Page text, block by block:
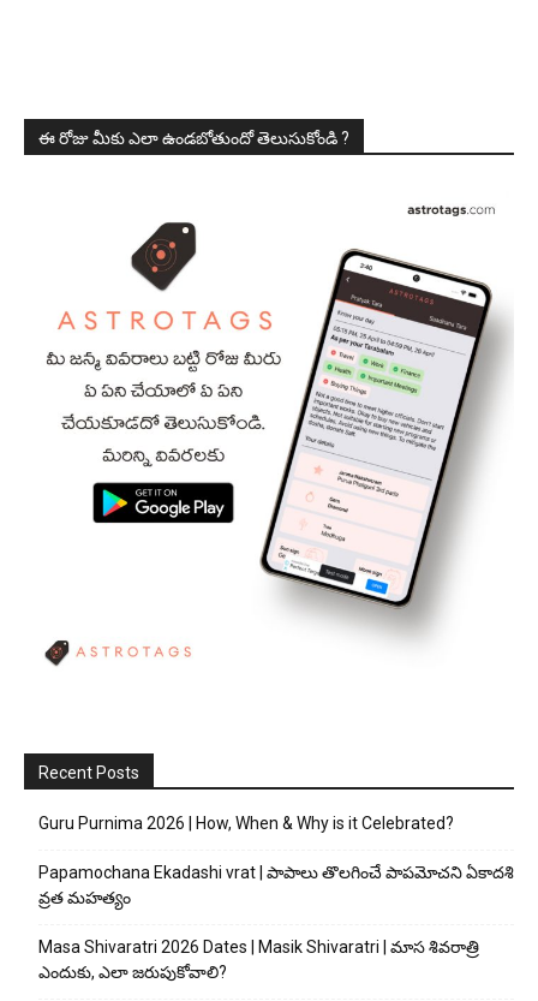
ఈ రోజు మీకు ఎలా ఉండబోతుందో తెలుసుకోండి ?
Recent Posts
Guru Purnima 2026 | How, When & Why is it Celebrated?
Papamochana Ekadashi vrat | పాపాలు తొలగించే పాపమోచని ఏకాదశి
వ్రత మహత్యం
Masa Shivaratri 2026 Dates | Masik Shivaratri | మాస శివరాత్రి
ఎందుకు, ఎలా జరుపుకోవాలి?